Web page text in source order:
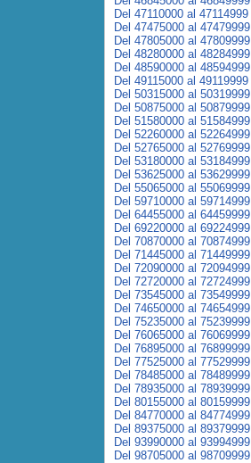
Del 47110000 al 47114999
Del 47475000 al 47479999
Del 47805000 al 47809999
Del 48280000 al 48284999
Del 48590000 al 48594999
Del 49115000 al 49119999
Del 50315000 al 50319999
Del 50875000 al 50879999
Del 51580000 al 51584999
Del 52260000 al 52264999
Del 52765000 al 52769999
Del 53180000 al 53184999
Del 53625000 al 53629999
Del 55065000 al 55069999
Del 59710000 al 59714999
Del 64455000 al 64459999
Del 69220000 al 69224999
Del 70870000 al 70874999
Del 71445000 al 71449999
Del 72090000 al 72094999
Del 72720000 al 72724999
Del 73545000 al 73549999
Del 74650000 al 74654999
Del 75235000 al 75239999
Del 76065000 al 76069999
Del 76895000 al 76899999
Del 77525000 al 77529999
Del 78485000 al 78489999
Del 78935000 al 78939999
Del 80155000 al 80159999
Del 84770000 al 84774999
Del 89375000 al 89379999
Del 93990000 al 93994999
Del 98705000 al 98709999